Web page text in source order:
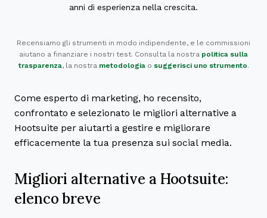
anni di esperienza nella crescita.
Recensiamo gli strumenti in modo indipendente, e le commissioni
aiutano a finanziare i nostri test. Consulta la nostra politica sulla
trasparenza, la nostra metodologiao suggerisci uno strumento.
Come esperto di marketing, ho recensito,
confrontato e selezionato le migliori alternative a
Hootsuite per aiutarti a gestire e migliorare
efficacemente la tua presenza sui social media.
Migliori alternative a Hootsuite:
elenco breve